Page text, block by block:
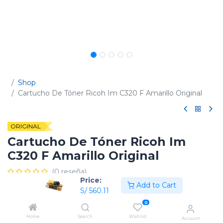
Price:
S/ 560.11
Add to Cart
Home Search
0
Wishlist Account
Shop
Cartucho De Tóner Ricoh Im C320 F Amarillo Original
ORIGINAL
Cartucho De Tóner Ricoh Im
C320 F Amarillo Original
(0 reseña)
842720